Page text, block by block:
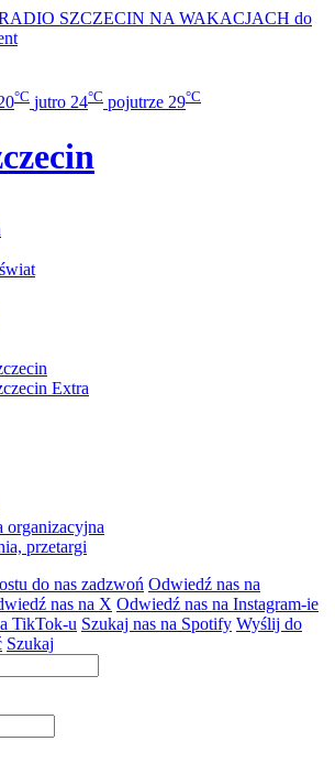
SZCZECIN NA WAKACJACH do
°C jutro 24°C pojutrze 29°C
Extra
organizacyjna
przetargi
do nas zadzwoń Odwiedź nas na
nas na X Odwiedź nas na Instagram-ie
TikTok-u Szukaj nas na Spotify Wyślij do
Szukaj